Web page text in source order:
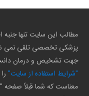
مطالب این سایت تنها
پزشکی تخصصی تلقی نمی
جهت تشخیص و درمان
"شرایط استفاده از سایت"
معناست که شما قبلاً صفحه